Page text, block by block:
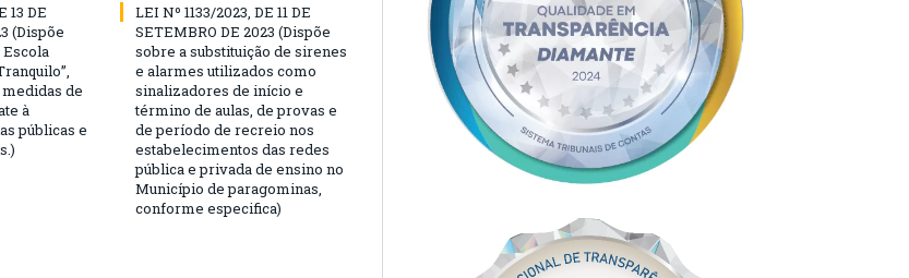
13 DE
(Dispõe
de
à
públicas e
LEI Nº 1133/2023, DE 11 DE
SETEMBRO DE 2023 (Dispõe
sobre a substituição de sirenes
e alarmes utilizados como
sinalizadores de início e
término de aulas, de provas e
de período de recreio nos
estabelecimentos das redes
pública e privada de ensino no
Município de paragominas,
conforme especifica)